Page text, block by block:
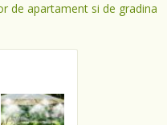
de apartament si de gradina